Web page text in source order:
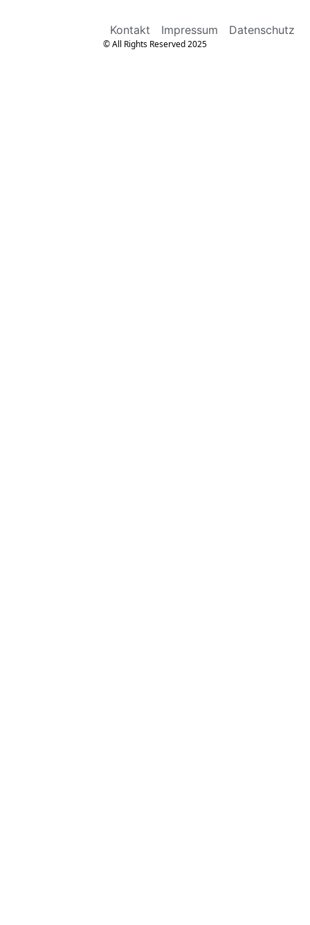
Kontakt Impressum Datenschutz
© All Rights Reserved 2025